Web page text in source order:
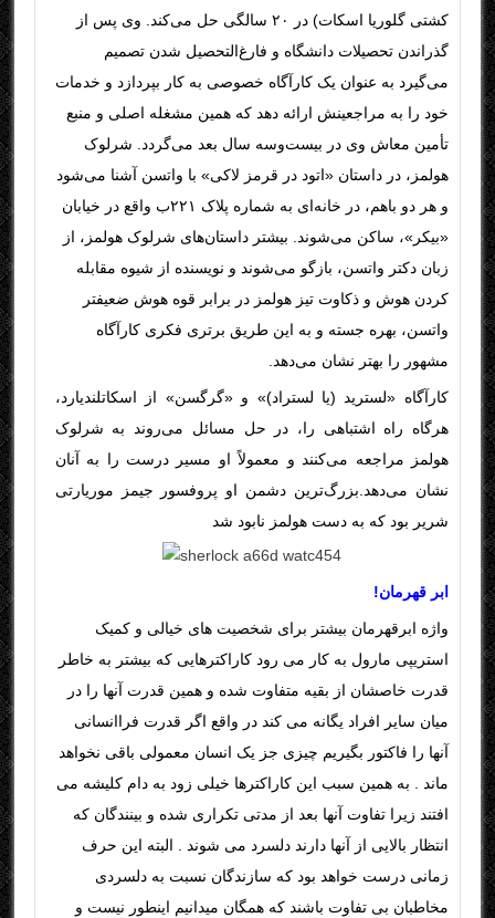
کشتی گلوریا اسکات) در ۲۰ سالگی حل می‌کند. وی پس از
گذراندن تحصیلات دانشگاه و فارغ‌التحصیل شدن تصمیم
می‌گیرد به عنوان یک کارآگاه خصوصی به کار بپردازد و خدمات
خود را به مراجعینش ارائه دهد که همین مشغله اصلی و منبع
تأمین معاش وی در بیست‌وسه سال بعد می‌گردد. شرلوک
هولمز، در داستان «اتود در قرمز لاکی» با واتسن آشنا می‌شود
و هر دو باهم، در خانه‌ای به شماره پلاک ۲۲۱ب واقع در خیابان
«بیکر»، ساکن می‌شوند. بیشتر داستان‌های شرلوک هولمز، از
زبان دکتر واتسن، بازگو می‌شوند و نویسنده از شیوه مقابله
کردن هوش و ذکاوت تیز هولمز در برابر قوه هوش ضعیفتر
واتسن، بهره جسته و به این طریق برتری فکری کارآگاه
مشهور را بهتر نشان می‌دهد.
کارآگاه «لسترید (یا لستراد)» و «گرگسن» از اسکاتلندیارد،
هرگاه راه اشتباهی را، در حل مسائل می‌روند به شرلوک
هولمز مراجعه می‌کنند و معمولاً او مسیر درست را به آنان
نشان می‌دهد.بزرگ‌ترین دشمن او پروفسور جیمز موریارتی
شریر بود که به دست هولمز نابود شد
ابر قهرمان!
واژه ابرقهرمان بیشتر برای شخصیت های خیالی و کمیک
استریپی مارول به کار می رود کاراکترهایی که بیشتر به خاطر
قدرت خاصشان از بقیه متفاوت شده و همین قدرت آنها را در
میان سایر افراد یگانه می کند در واقع اگر قدرت فراانسانی
آنها را فاکتور بگیریم چیزی جز یک انسان معمولی باقی نخواهد
ماند . به همین سبب این کاراکترها خیلی زود به دام کلیشه می
افتند زیرا تفاوت آنها بعد از مدتی تکراری شده و بینندگان که
انتظار بالایی از آنها دارند دلسرد می شوند . البته این حرف
زمانی درست خواهد بود که سازندگان نسبت به دلسردی
مخاطبان بی تفاوت باشند که همگان میدانیم اینطور نیست و